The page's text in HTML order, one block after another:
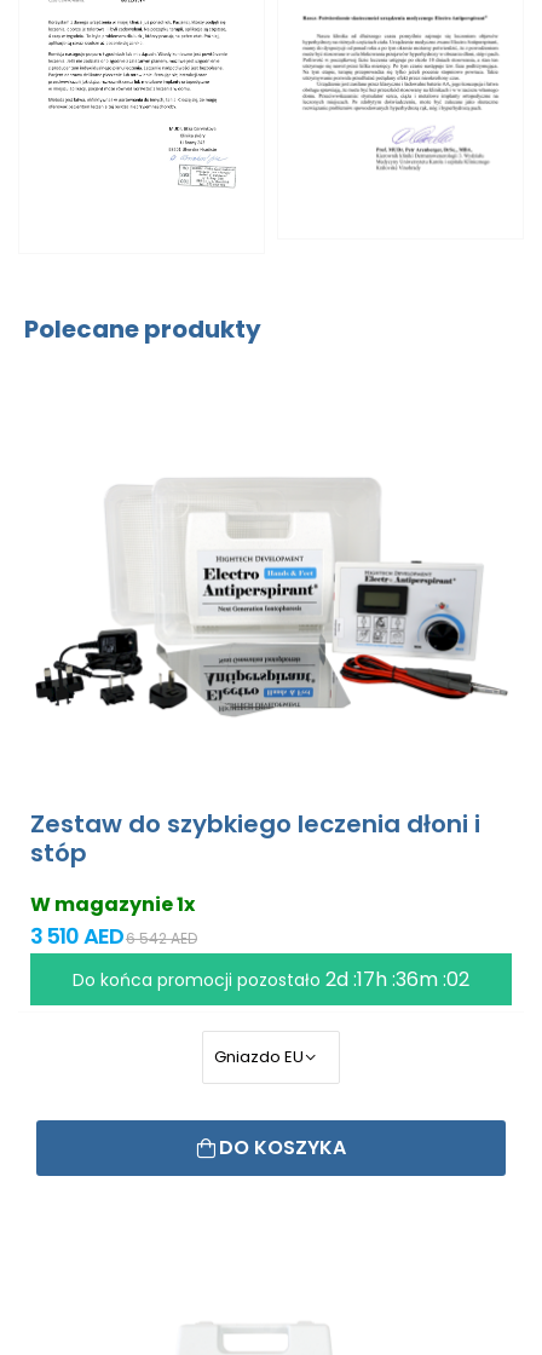
Polecane produkty
Zestaw do szybkiego leczenia dłoni i
stóp
W magazynie 1x
3 510 AED6 542 AED
Do końca promocji pozostało2d :17h :36m :01
DO KOSZYKA